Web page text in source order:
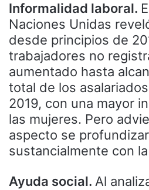
Informalidad laboral.
Naciones Unidas
desde principios de
trabajadores no
aumentado hasta
total de los
2019, con una mayor
las mujeres. Pero
aspecto se
sustancialmente con
Ayuda social. Al